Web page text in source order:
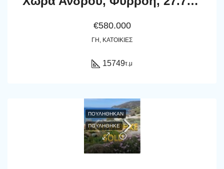
€580.000
ΓΗ, ΚΑΤΟΙΚΊΕΣ
15749τ.μ
ΠΟΥΛΉΘΗΚΑΝ
ΠΟΥΛΗΘΗΚΕ